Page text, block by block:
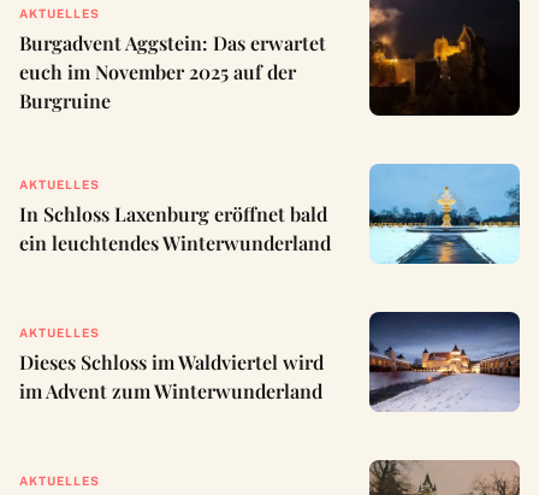
AKTUELLES
Burgadvent Aggstein: Das erwartet
euch im November 2025 auf der
Burgruine
AKTUELLES
In Schloss Laxenburg eröffnet bald
ein leuchtendes Winterwunderland
AKTUELLES
Dieses Schloss im Waldviertel wird
im Advent zum Winterwunderland
AKTUELLES